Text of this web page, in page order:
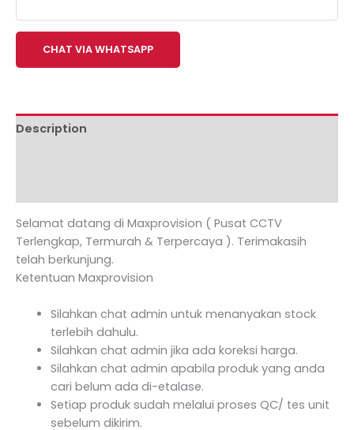
CHAT VIA WHATSAPP
Description
Selamat datang di Maxprovision ( Pusat CCTV
Terlengkap, Termurah & Terpercaya ). Terimakasih
telah berkunjung.
Ketentuan Maxprovision
Silahkan chat admin untuk menanyakan stock
terlebih dahulu.
Silahkan chat admin jika ada koreksi harga.
Silahkan chat admin apabila produk yang anda
cari belum ada di-etalase.
Setiap produk sudah melalui proses QC/ tes unit
sebelum dikirim.